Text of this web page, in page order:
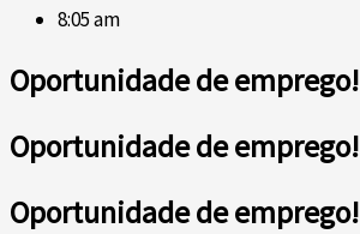
8:05 am
Oportunidade de emprego!
Oportunidade de emprego!
Oportunidade de emprego!